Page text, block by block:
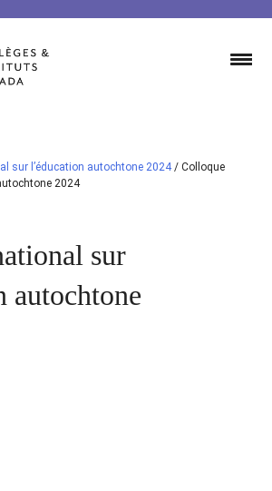
sur l’éducation autochtone 2024/ Colloque
2024
sur
autochtone